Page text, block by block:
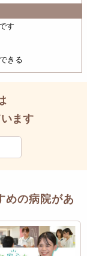
す
きる
ます
めの病院があ